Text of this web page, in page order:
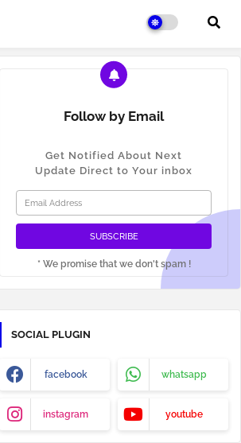
Follow by Email
Get Notified About Next
Update Direct to Your inbox
* We promise that we don't spam !
SOCIAL PLUGIN
facebook whatsapp
instagram youtube